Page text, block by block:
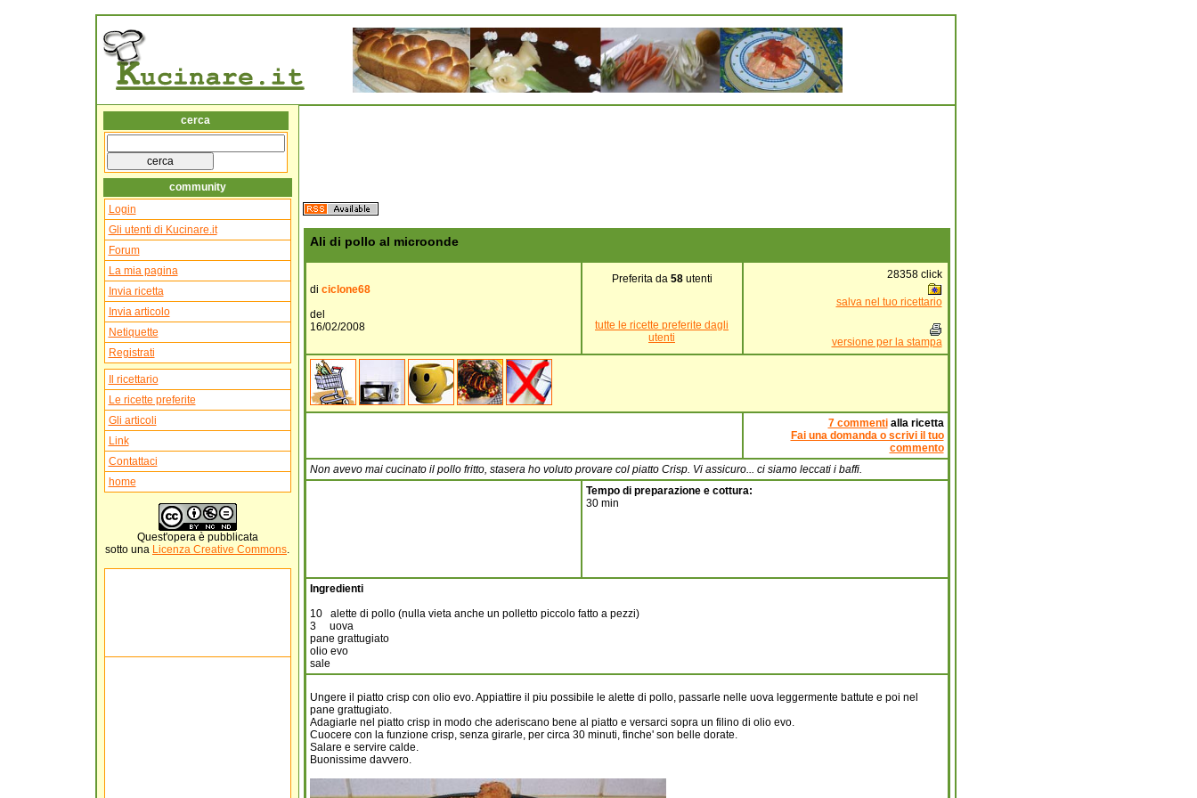
cerca
community
Login
Gli utenti di Kucinare.it
Forum
La mia pagina
Invia ricetta
Invia articolo
Netiquette
Registrati
Il ricettario
Le ricette preferite
Gli articoli
Link
Contattaci
home
Quest'operaè pubblicata
sotto una Licenza Creative Commons.
Ali di pollo al microonde
di ciclone68
del
16/02/2008
Preferita da 58utenti
tutte le ricette preferite dagli
utenti
28358click
salva nel tuo ricettario
versione per la stampa
7 commentialla ricetta
Fai una domanda o scrivi il tuo
commento
Non avevo mai cucinato il pollo fritto, stasera ho voluto provare col piatto Crisp. Vi assicuro... ci siamo leccati i baffi.
Tempo di preparazione e cottura:
30 min
Ingredienti
10 alette di pollo (nulla vieta anche un polletto piccolo fatto a pezzi)
3 uova
pane grattugiato
olio evo
sale
Ungere il piatto crisp con olio evo. Appiattire il piu possibile le alette di pollo, passarle nelle uova leggermente battute e poi nel
pane grattugiato.
Adagiarle nel piatto crisp in modo che aderiscano bene al piatto e versarci sopra un filino di olio evo.
Cuocere con la funzione crisp, senza girarle, per circa 30 minuti, finche' son belle dorate.
Salare e servire calde.
Buonissime davvero.